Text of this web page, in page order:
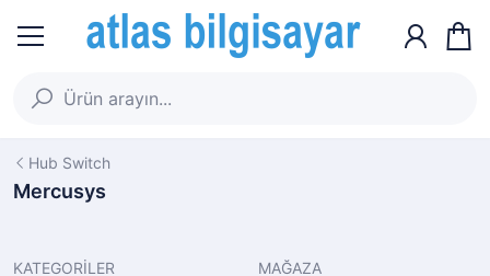
Hub Switch
Mercusys
KATEGORİLER
MAĞAZA